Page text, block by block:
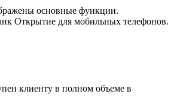
основные функции.
Открытие для мобильных телефонов.
клиенту в полном объеме в